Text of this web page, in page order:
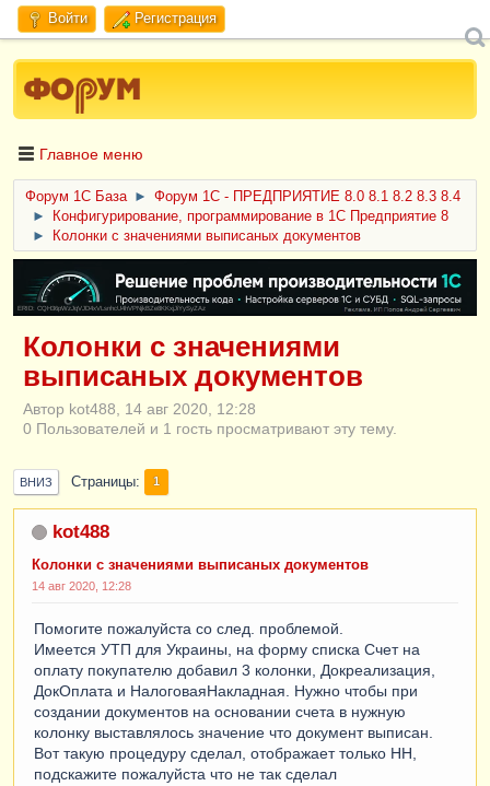
Войти Регистрация
Главное меню
Форум 1C База ►
Форум 1С - ПРЕДПРИЯТИЕ 8.0 8.1 8.2 8.3 8.4
►
Конфигурирование, программирование в 1С Предприятие 8
►
Колонки с значениями выписаных документов
ERID: CQH36pWzJqVJD4xVLsnhcU4hVPNjkBZe8KKxjJiYySyZAz
Колонки с значениями
выписаных документов
Автор kot488, 14 авг 2020, 12:28
0 Пользователей и 1 гость просматривают эту тему.
ВНИЗ Страницы 1
kot488
Колонки с значениями выписаных документов
14 авг 2020, 12:28
Помогите пожалуйста со след. проблемой.
Имеется УТП для Украины, на форму списка Счет на
оплату покупателю добавил 3 колонки, Докреализация,
ДокОплата и НалоговаяНакладная. Нужно чтобы при
создании документов на основании счета в нужную
колонку выставлялось значение что документ выписан.
Вот такую процедуру сделал, отображает только НН,
подскажите пожалуйста что не так сделал